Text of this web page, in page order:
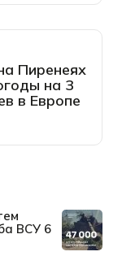
Пиренеях
на 3
в Европе
ВСУ 6